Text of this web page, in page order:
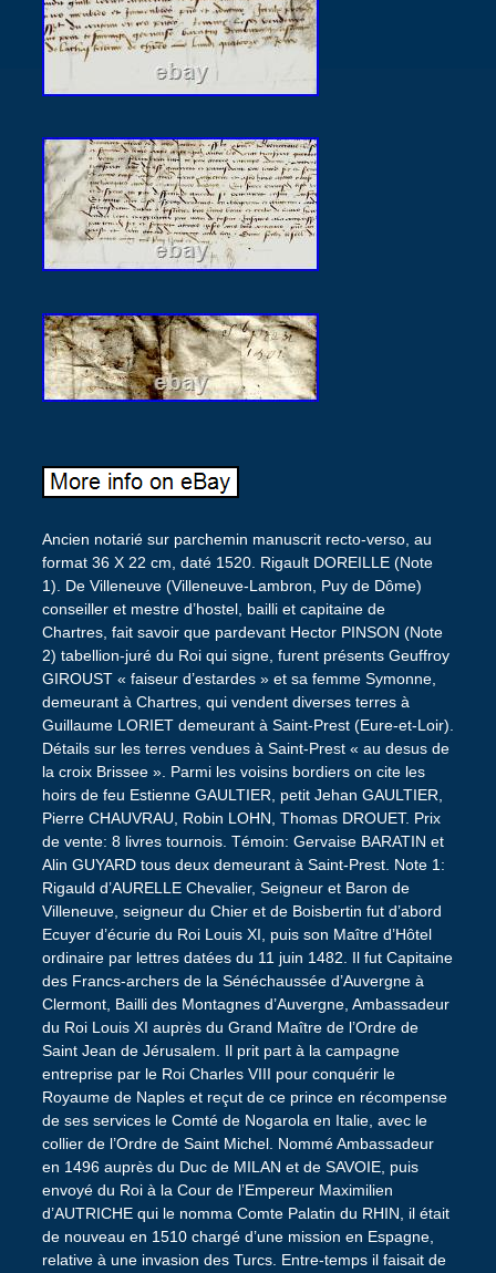
Ancien notarié sur parchemin manuscrit recto-verso, au
format 36 X 22 cm, daté 1520. Rigault DOREILLE (Note
1). De Villeneuve (Villeneuve-Lambron, Puy de Dôme)
conseiller et mestre d’hostel, bailli et capitaine de
Chartres, fait savoir que pardevant Hector PINSON (Note
2) tabellion-juré du Roi qui signe, furent présents Geuffroy
GIROUST « faiseur d’estardes » et sa femme Symonne,
demeurant à Chartres, qui vendent diverses terres à
Guillaume LORIET demeurant à Saint-Prest (Eure-et-Loir).
Détails sur les terres vendues à Saint-Prest « au desus de
la croix Brissee ». Parmi les voisins bordiers on cite les
hoirs de feu Estienne GAULTIER, petit Jehan GAULTIER,
Pierre CHAUVRAU, Robin LOHN, Thomas DROUET. Prix
de vente: 8 livres tournois. Témoin: Gervaise BARATIN et
Alin GUYARD tous deux demeurant à Saint-Prest. Note 1:
Rigauld d’AURELLE Chevalier, Seigneur et Baron de
Villeneuve, seigneur du Chier et de Boisbertin fut d’abord
Ecuyer d’écurie du Roi Louis XI, puis son Maître d’Hôtel
ordinaire par lettres datées du 11 juin 1482. Il fut Capitaine
des Francs-archers de la Sénéchaussée d’Auvergne à
Clermont, Bailli des Montagnes d’Auvergne, Ambassadeur
du Roi Louis XI auprès du Grand Maître de l’Ordre de
Saint Jean de Jérusalem. Il prit part à la campagne
entreprise par le Roi Charles VIII pour conquérir le
Royaume de Naples et reçut de ce prince en récompense
de ses services le Comté de Nogarola en Italie, avec le
collier de l’Ordre de Saint Michel. Nommé Ambassadeur
en 1496 auprès du Duc de MILAN et de SAVOIE, puis
envoyé du Roi à la Cour de l’Empereur Maximilien
d’AUTRICHE qui le nomma Comte Palatin du RHIN, il était
de nouveau en 1510 chargé d’une mission en Espagne,
relative à une invasion des Turcs. Entre-temps il faisait de